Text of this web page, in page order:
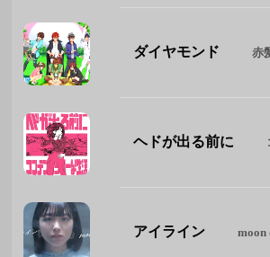
ダイヤモンド 赤
ヘドが出る前に
アイライン moon